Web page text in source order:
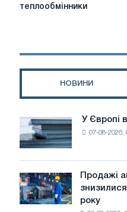
теплообмінники
теплообмінники
НОВИНИ
Європі
виживуть
тільки
ЕДП:
PwC
У Європі
07-08-2026,
Продажі
автомобілів
в
Продажі
року